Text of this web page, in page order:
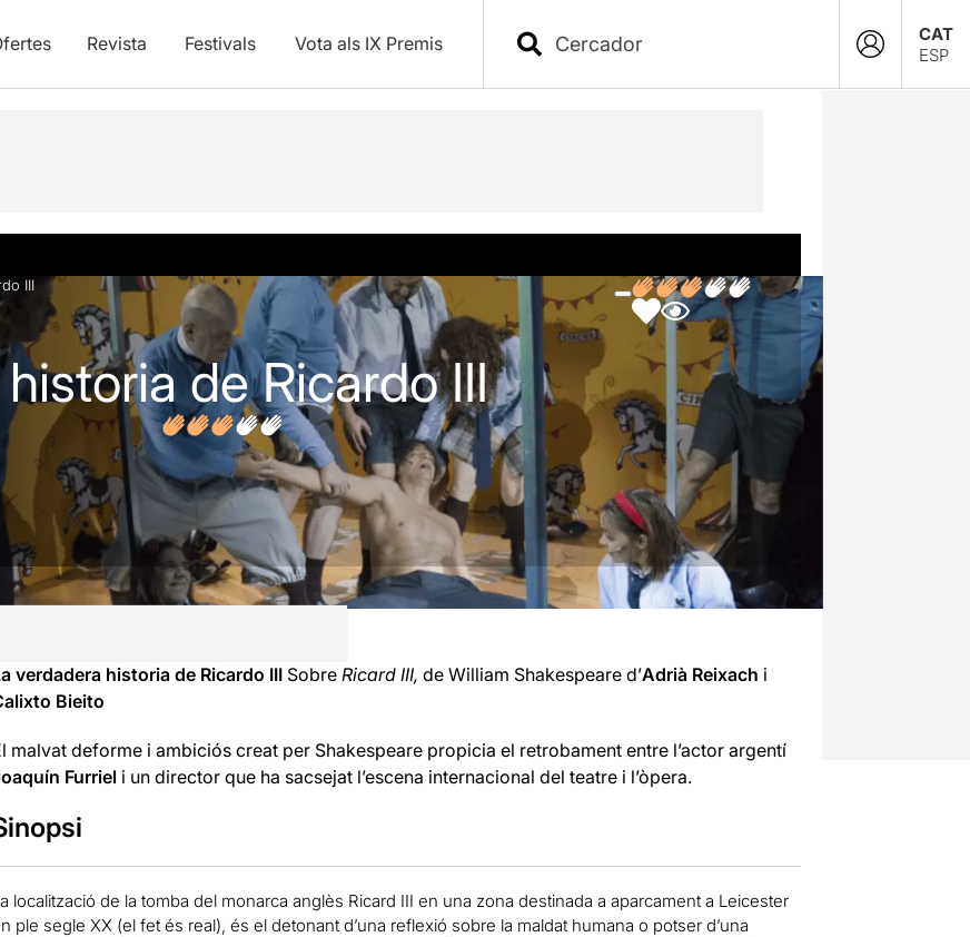
Revista Festivals Vota als IX Premis
CAT
ESP
Opinions
III
de Ricardo III
verdadera historia de Ricardo III Sobre Ricard III, de William Shakespeare d’Adrià Reixach i
Bieito
malvat deforme i ambiciós creat per Shakespeare propicia el retrobament entre l’actor argentí
Furriel i un director que ha sacsejat l’escena internacional del teatre i l’òpera.
localització de la tomba del monarca anglès Ricard III en una zona destinada a aparcament a Leicester
ple segle XX (el fet és real), és el detonant d’una reflexió sobre la maldat humana o potser d’una